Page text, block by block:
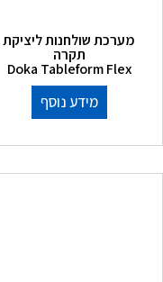
מערכת שולחנות ליציקת
תקרה
Doka Tableform Flex
מידע נוסף